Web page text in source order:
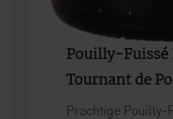
Pouilly-Fuissé
Tournant de
Prachtige Pouilly-